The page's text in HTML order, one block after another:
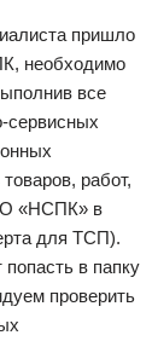
пришло
необходимо
все
сервисных
работ,
«НСПК» в
для ТСП).
в папку
проверить